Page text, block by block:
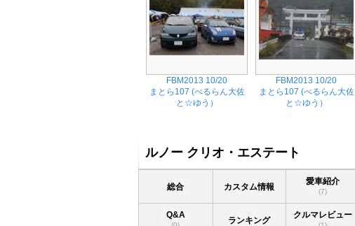
FBM2013 10/20
まとら107 (べるらん大佐
と☆ゆう）
FBM2013 10/20
まとら107 (べるらん大佐
と☆ゆう）
ルノー クリオ・エステート
総合 カスタム情報
愛車紹介
(7)
Q&A
ランキング
クルマレビュー